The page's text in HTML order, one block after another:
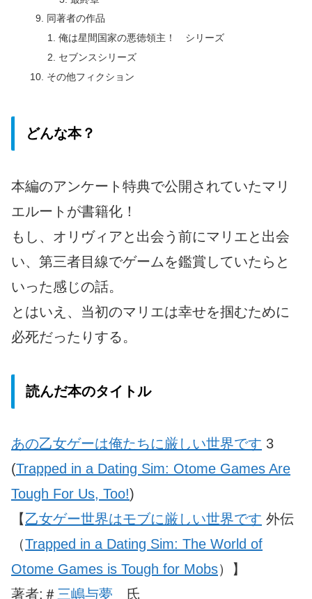
同著者の作品
俺は星間国家の悪徳領主！ シリーズ
セブンスシリーズ
その他フィクション
どんな本？
本編のアンケート特典で公開されていたマリ
エルートが書籍化！
もし、オリヴィアと出会う前にマリエと出会
い、第三者目線でゲームを鑑賞していたらと
いった感じの話。
とはいえ、当初のマリエは幸せを掴むために
必死だったりする。
読んだ本のタイトル
あの乙女ゲーは俺たちに厳しい世界です 3
(Trapped in a Dating Sim: Otome Games Are
Tough For Us, Too!)
【乙女ゲー世界はモブに厳しい世界です 外伝
（Trapped in a Dating Sim: The World of
Otome Games is Tough for Mobs）】
著者:＃ 三嶋与夢 氏